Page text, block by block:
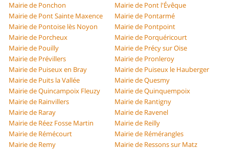
Mairie de Ponchon
Mairie de Pont l'Évêque
Mairie de Pont Sainte Maxence
Mairie de Pontarmé
Mairie de Pontoise lès Noyon
Mairie de Pontpoint
Mairie de Porcheux
Mairie de Porquéricourt
Mairie de Pouilly
Mairie de Précy sur Oise
Mairie de Prévillers
Mairie de Pronleroy
Mairie de Puiseux en Bray
Mairie de Puiseux le Hauberger
Mairie de Puits la Vallée
Mairie de Quesmy
Mairie de Quincampoix Fleuzy
Mairie de Quinquempoix
Mairie de Rainvillers
Mairie de Rantigny
Mairie de Raray
Mairie de Ravenel
Mairie de Réez Fosse Martin
Mairie de Reilly
Mairie de Rémécourt
Mairie de Rémérangles
Mairie de Remy
Mairie de Ressons sur Matz